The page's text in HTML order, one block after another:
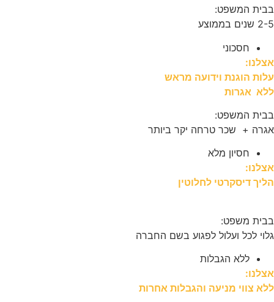
בבית המשפט:
2-5 שנים בממוצע
חסכוני
אצלנו:
עלות הוגנת וידועה מראש
ללא אגרות
בבית המשפט:
אגרה + שכר טרחה יקר ביותר
חסיון מלא
אצלנו:
הליך דיסקרטי לחלוטין
בבית משפט:
גלוי לכל ועלול לפגוע בשם החברה
ללא הגבלות
אצלנו:
ללא צווי מניעה והגבלות אחרות